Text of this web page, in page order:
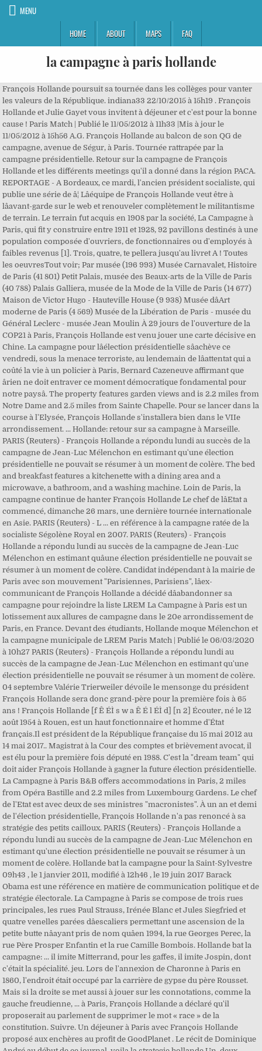
MENU
HOME
ABOUT MAPS FAQ
la campagne à paris hollande
François Hollande poursuit sa tournée dans les collèges pour vanter
les valeurs de la République. indiana33 22/10/2015 à 15h19 . François
Hollande et Julie Gayet vous invitent à déjeuner et c'est pour la bonne
cause ! Paris Match | Publié le 11/05/2012 à 11h33 |Mis à jour le
11/05/2012 à 15h56 A.G. François Hollande au balcon de son QG de
campagne, avenue de Ségur, à Paris. Tournée rattrapée par la
campagne présidentielle. Retour sur la campagne de François
Hollande et les différents meetings qu'il a donné dans la région PACA.
REPORTAGE - A Bordeaux, ce mardi, l'ancien président socialiste, qui
publie une série de â¦ Lâéquipe de François Hollande veut être à
lâavant-garde sur le web et renouveler complètement le militantisme
de terrain. Le terrain fut acquis en 1908 par la société, La Campagne à
Paris, qui fit y construire entre 1911 et 1928, 92 pavillons destinés à une
population composée d'ouvriers, de fonctionnaires ou d'employés à
faibles revenus [1]. Trois, quatre, te pellera jusqu'au livret A ! Toutes
les oeuvresTout voir; Par musée (196 993) Musée Carnavalet, Histoire
de Paris (41 801) Petit Palais, musée des Beaux-arts de la Ville de Paris
(40 788) Palais Galliera, musée de la Mode de la Ville de Paris (14 677)
Maison de Victor Hugo - Hauteville House (9 938) Musée dâArt
moderne de Paris (4 569) Musée de la Libération de Paris - musée du
Général Leclerc - musée Jean Moulin À 29 jours de l'ouverture de la
COP21 à Paris, François Hollande est venu jouer une carte décisive en
Chine. La campagne pour lâélection présidentielle sâachève ce
vendredi, sous la menace terroriste, au lendemain de lâattentat qui a
coûté la vie à un policier à Paris, Bernard Cazeneuve affirmant que
ârien ne doit entraver ce moment démocratique fondamental pour
notre paysâ. The property features garden views and is 2.2 miles from
Notre Dame and 2.5 miles from Sainte Chapelle. Pour se lancer dans la
course à l'Elysée, François Hollande s'installera bien dans le VIIe
arrondissement. ... Hollande: retour sur sa campagne à Marseille.
PARIS (Reuters) - François Hollande a répondu lundi au succès de la
campagne de Jean-Luc Mélenchon en estimant qu'une élection
présidentielle ne pouvait se résumer à un moment de colère. The bed
and breakfast features a kitchenette with a dining area and a
microwave, a bathroom, and a washing machine. Loin de Paris, la
campagne continue de hanter François Hollande Le chef de lâEtat a
commencé, dimanche 26 mars, une dernière tournée internationale
en Asie. PARIS (Reuters) - L ... en référence à la campagne ratée de la
socialiste Ségolène Royal en 2007. PARIS (Reuters) - François
Hollande a répondu lundi au succès de la campagne de Jean-Luc
Mélenchon en estimant quâune élection présidentielle ne pouvait se
résumer à un moment de colère. Candidat indépendant à la mairie de
Paris avec son mouvement "Parisiennes, Parisiens", lâex-
communicant de François Hollande a décidé dâabandonner sa
campagne pour rejoindre la liste LREM La Campagne à Paris est un
lotissement aux allures de campagne dans le 20e arrondissement de
Paris, en France. Devant des étudiants, Hollande moque Mélenchon et
la campagne municipale de LREM Paris Match | Publié le 06/03/2020
à 10h27 PARIS (Reuters) - François Hollande a répondu lundi au
succès de la campagne de Jean-Luc Mélenchon en estimant qu'une
élection présidentielle ne pouvait se résumer à un moment de colère.
04 septembre Valérie Trierweiler dévoile le mensonge du président
François Hollande sera donc grand-père pour la première fois à 65
ans ! François Hollande [f Ê ÉÌ s w a Ê É l ÉÌ d] [n 2] Écouter, né le 12
août 1954 à Rouen, est un haut fonctionnaire et homme d'État
français.Il est président de la République française du 15 mai 2012 au
14 mai 2017.. Magistrat à la Cour des comptes et brièvement avocat, il
est élu pour la première fois député en 1988. C'est la "dream team" qui
doit aider François Hollande à gagner la future élection présidentielle.
La Campagne à Paris B&B offers accommodations in Paris, 2 miles
from Opéra Bastille and 2.2 miles from Luxembourg Gardens. Le chef
de l'Etat est avec deux de ses ministres "macronistes". À un an et demi
de l'élection présidentielle, François Hollande n'a pas renoncé à sa
stratégie des petits cailloux. PARIS (Reuters) - François Hollande a
répondu lundi au succès de la campagne de Jean-Luc Mélenchon en
estimant qu'une élection présidentielle ne pouvait se résumer à un
moment de colère. Hollande bat la campagne pour la Saint-Sylvestre
09h43 , le 1 janvier 2011, modifié à 12h46 , le 19 juin 2017 Barack
Obama est une référence en matière de communication politique et de
stratégie électorale. La Campagne à Paris se compose de trois rues
principales, les rues Paul Strauss, Irénée Blanc et Jules Siegfried et
quatre venelles parées dâescaliers permettant une ascension de la
petite butte nâayant pris de nom quâen 1994, la rue Georges Perec, la
rue Père Prosper Enfantin et la rue Camille Bombois. Hollande bat la
campagne: ... il imite Mitterrand, pour les gaffes, il imite Jospin, dont
c'était la spécialité. jeu. Lors de l'annexion de Charonne à Paris en
1860, l'endroit était occupé par la carrière de gypse du père Rousset.
Mais si la droite se met aussi à jouer sur les connotations, comme la
gauche freudienne, ... à Paris, François Hollande a déclaré qu'il
proposerait au parlement de supprimer le mot « race » de la
constitution. Suivre. Un déjeuner à Paris avec François Hollande
proposé aux enchères au profit de GoodPlanet . Le récit de Dominique